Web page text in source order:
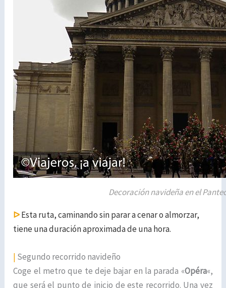
Decoración navideña en el
ᐅEsta ruta, caminando sin parar a cenar o almorzar,
tiene una duración aproximada de una hora.
| Segundo recorrido navideño
Coge el metro que te deje bajar en la parada «Opéra«,
que será el punto de inicio de este recorrido. Una vez